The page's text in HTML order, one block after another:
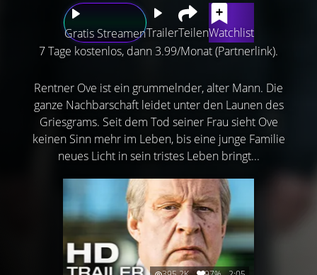
Gratis StreamenTrailerTeilenWatchlist
7 Tage kostenlos, dann 3.99/Monat (Partnerlink).
Rentner Ove ist ein grummelnder, alter Mann. Die
ganze Nachbarschaft leidet unter den Launen des
Griesgrams. Seit dem Tod seiner Frau sieht Ove
keinen Sinn mehr im Leben, bis eine junge Familie
neues Licht in sein tristes Leben bringt...